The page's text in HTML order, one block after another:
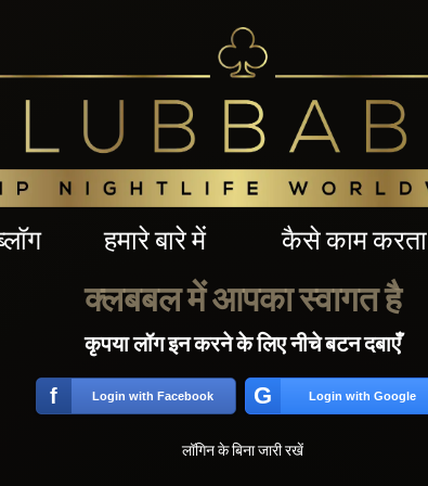
हमारे बारे में कैसे काम करता
क्लबबल में आपका स्वागत है
कृपया लॉग इन करने के लिए नीचे बटन दबाएँ
f Login with Facebook G Login with Google
लॉगिन के बिना जारी रखें